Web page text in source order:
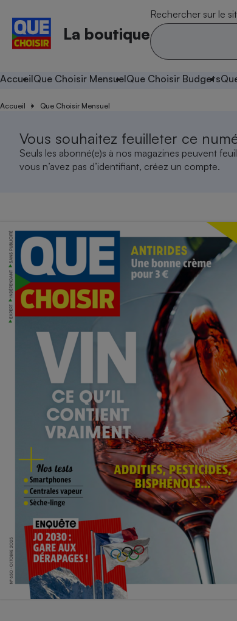
La boutique
Rechercher sur le
AccueilQue Choisir MensuelQue Choisir Budgets
Accueil Que Choisir Mensuel
Vous souhaitez feuilleter ce
Seuls les abonné(e)s à nos magazines peuvent
vous n’avez pas d’identifiant, créez un compte.